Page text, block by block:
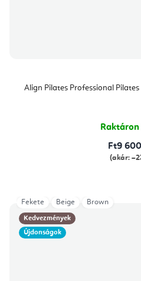
Align Pilates Professional
Raktáron
Ft9
(akár:
Kedvezmények
Újdonságok
Fekete Beige Brown